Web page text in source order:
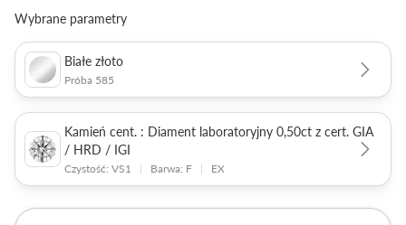
Wybrane parametry
Białe złoto
Próba 585
Kamień cent. : Diament laboratoryjny 0,50ct z cert. GIA
/ HRD / IGI
Czystość: VS1 | Barwa: F | EX